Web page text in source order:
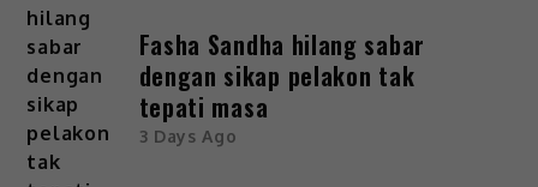
Fasha Sandha hilang sabar
dengan sikap pelakon tak
tepati masa
3 Days Ago